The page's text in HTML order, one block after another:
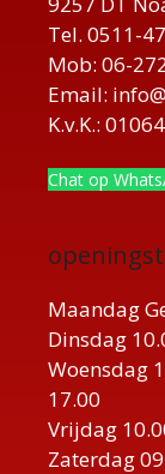
Tel. 0511-
Mob: 06-
Email:
K.v.K.:
Chat op
Maandag
Dinsdag
Woensdag
17.00
Vrijdag
Zaterdag